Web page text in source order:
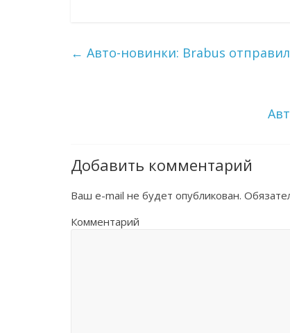
← Авто-новинки: Brabus
Добавить комментарий
Ваш e-mail не будет опубликован.
Комментарий